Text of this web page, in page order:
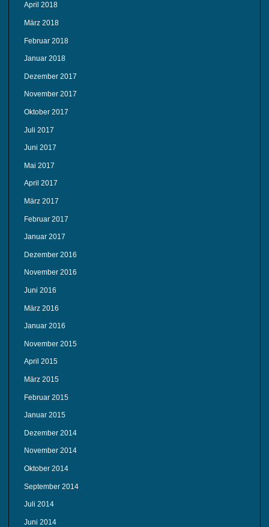
April 2018
März 2018
Februar 2018
Januar 2018
Dezember 2017
November 2017
Oktober 2017
Juli 2017
Juni 2017
Mai 2017
April 2017
März 2017
Februar 2017
Januar 2017
Dezember 2016
November 2016
Juni 2016
März 2016
Januar 2016
November 2015
April 2015
März 2015
Februar 2015
Januar 2015
Dezember 2014
November 2014
Oktober 2014
September 2014
Juli 2014
Juni 2014